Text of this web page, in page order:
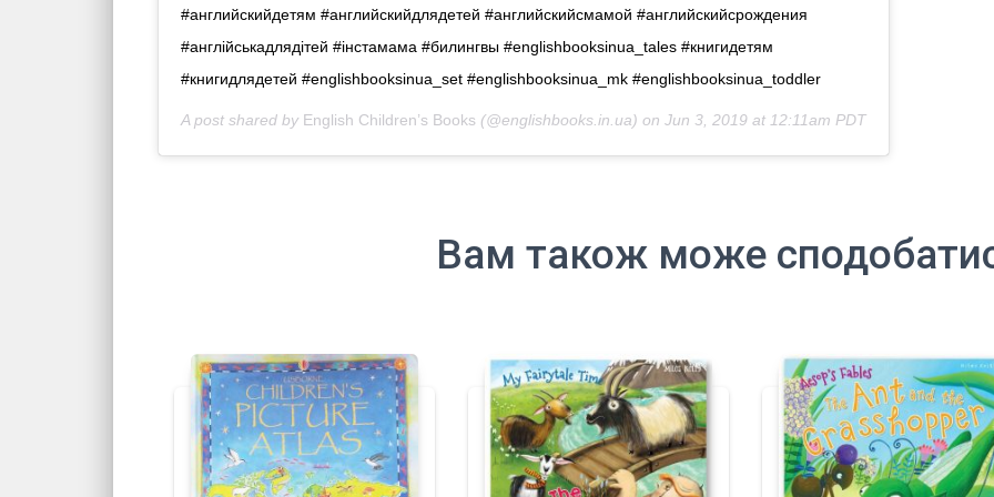
#английскийдетям #английскийдлядетей #английскийсмамой #английскийсрождения
#англійськадлядітей #iнстамама #билингвы #englishbooksinua_tales #книгидетям
#книгидлядетей #englishbooksinua_set #englishbooksinua_mk #englishbooksinua_toddler
A post shared by English Children’s Books (@englishbooks.in.ua) on Jun 3, 2019 at 12:11am PDT
Вам також може